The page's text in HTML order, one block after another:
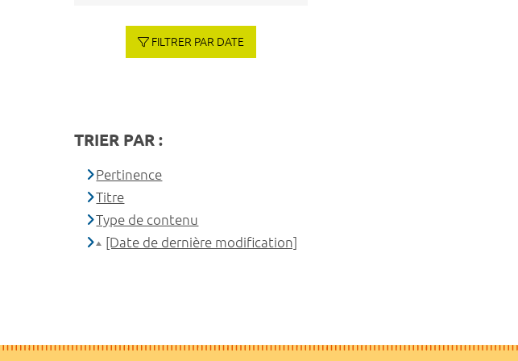
FILTRER PAR DATE
TRIER PAR :
Pertinence
Titre
Type de contenu
[Date de dernière modification]